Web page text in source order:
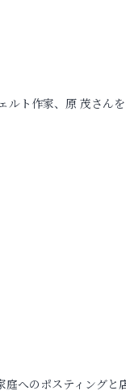
ルト作家、原 茂さん
庭へのポスティングと